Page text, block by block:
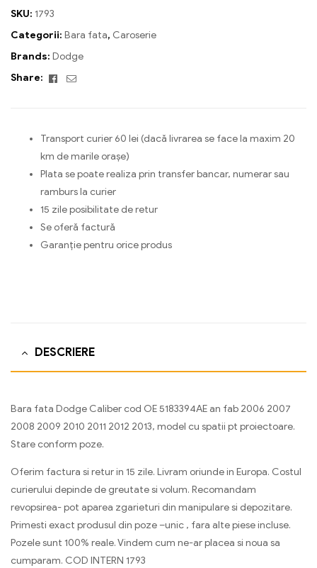
SKU: 1793
Categorii: Bara fata, Caroserie
Brands: Dodge
Share:
Facebook
Email
Transport curier 60 lei (dacă livrarea se face la maxim 20
km de marile orașe)
Plata se poate realiza prin transfer bancar, numerar sau
ramburs la curier
15 zile posibilitate de retur
Se oferă factură
Garanție pentru orice produs
DESCRIERE
Bara fata Dodge Caliber cod OE 5183394AE an fab 2006 2007
2008 2009 2010 2011 2012 2013, model cu spatii pt proiectoare.
Stare conform poze.
Oferim factura si retur in 15 zile. Livram oriunde in Europa. Costul
curierului depinde de greutate si volum. Recomandam
revopsirea- pot aparea zgarieturi din manipulare si depozitare.
Primesti exact produsul din poze –unic , fara alte piese incluse.
Pozele sunt 100% reale. Vindem cum ne-ar placea si noua sa
cumparam. COD INTERN 1793